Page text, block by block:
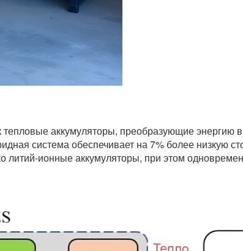
аккумуляторы, преобразующие энергию
система обеспечивает на 7% более низкую
литий-ионные аккумуляторы, при этом